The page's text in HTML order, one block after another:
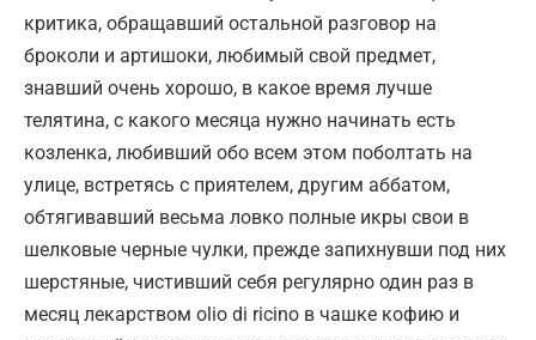
критика, обращавший остальной разговор на
броколи и артишоки, любимый свой предмет,
знавший очень хорошо, в какое время лучше
телятина, с какого месяца нужно начинать есть
козленка, любивший обо всем этом поболтать на
улице, встретясь с приятелем, другим аббатом,
обтягивавший весьма ловко полные икры свои в
шелковые черные чулки, прежде запихнувши под них
шерстяные, чистивший себя регулярно один раз в
месяц лекарством olio di ricino в чашке кофию и